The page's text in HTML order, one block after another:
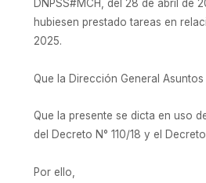
DNPSS#MCH, del 28 de abril de
hubiesen prestado tareas en
2025.
Que la Dirección General
Que la presente se dicta en uso
del Decreto N° 110/18 y el
Por ello,